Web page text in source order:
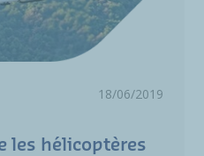
18/06/2019
les hélicoptères